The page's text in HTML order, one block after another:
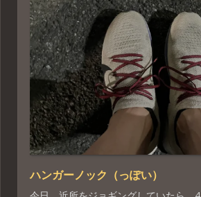
ハンガーノック（っぽい）